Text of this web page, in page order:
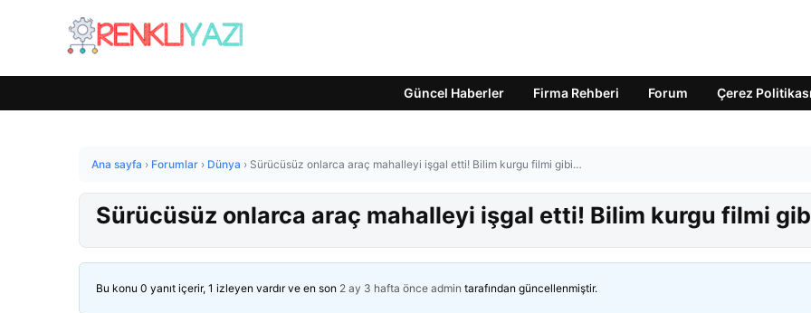
Güncel Haberler Firma Rehberi Forum Çerez Politikası
Ana sayfa › Forumlar › Dünya › Sürücüsüz onlarca araç mahalleyi işgal etti! Bilim kurgu filmi gibi…
Sürücüsüz onlarca araç mahalleyi işgal etti! Bilim kurgu filmi
Bu konu 0 yanıt içerir, 1 izleyen vardır ve en son 2 ay 3 hafta önce admin tarafından güncellenmiştir.